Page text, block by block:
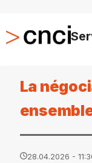
La
28.04.2026 -